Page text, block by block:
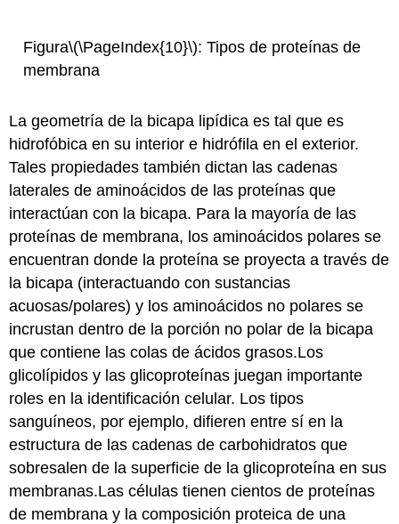
Figura\(\PageIndex{10}\): Tipos de proteínas de
membrana
La geometría de la bicapa lipídica es tal que es
hidrofóbica en su interior e hidrófila en el exterior.
Tales propiedades también dictan las cadenas
laterales de aminoácidos de las proteínas que
interactúan con la bicapa. Para la mayoría de las
proteínas de membrana, los aminoácidos polares se
encuentran donde la proteína se proyecta a través de
la bicapa (interactuando con sustancias
acuosas/polares) y los aminoácidos no polares se
incrustan dentro de la porción no polar de la bicapa
que contiene las colas de ácidos grasos.Los
glicolípidos y las glicoproteínas juegan importante
roles en la identificación celular. Los tipos
sanguíneos, por ejemplo, difieren entre sí en la
estructura de las cadenas de carbohidratos que
sobresalen de la superficie de la glicoproteína en sus
membranas.Las células tienen cientos de proteínas
de membrana y la composición proteica de una